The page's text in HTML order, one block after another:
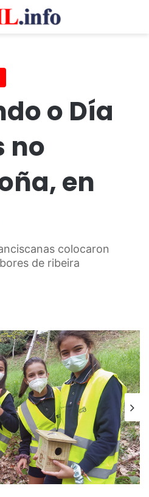
o Día
no
en
colocaron
de ribeira